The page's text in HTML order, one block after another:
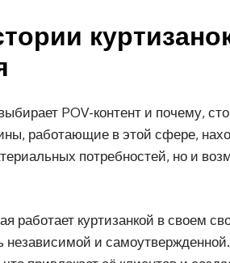
POV-контент и почему,
работающие в этой сфере,
потребностей, но и
работает куртизанкой в своем
независимой и